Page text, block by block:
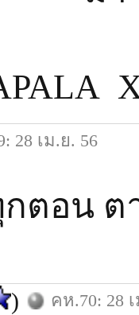
28 เม.ย. 56
ตอน ต
) คห.70: 28